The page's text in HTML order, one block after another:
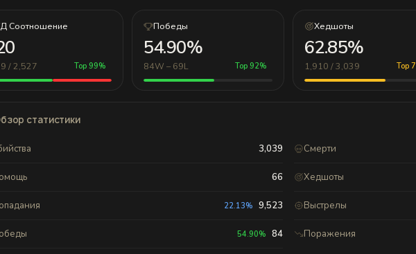
Соотношение
/ 2,527 Top 99%
Победы
54.90%
84W – 69L Top 92%
Хедшоты
62.85%
1,910 / 3,039 Top
статистики
3,039 Смерти
66 Хедшоты
22.13% 9,523 Выстрелы
54.90% 84 Поражения